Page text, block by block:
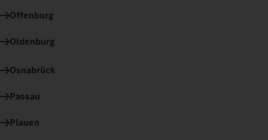
Offenburg
Oldenburg
Osnabrück
Passau
Plauen